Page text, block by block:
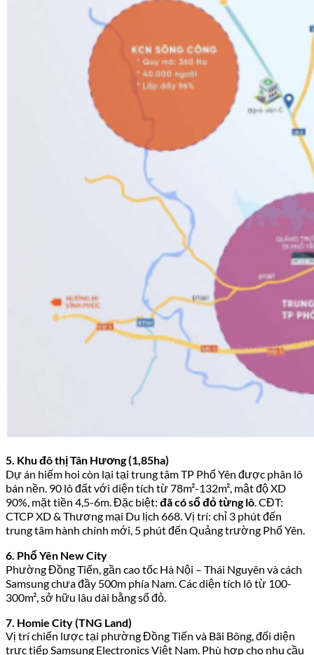
5. Khu đô thị Tân Hương (1,85ha)
Dự án hiếm hoi còn lại tại trung tâm TP Phổ Yên được phân lô
bán nền. 90 lô đất với diện tích từ 78m²-132m², mật độ XD
90%, mặt tiền 4,5-6m. Đặc biệt: đã có sổ đỏ từng lô . CĐT:
CTCP XD & Thương mại Du lịch 668. Vị trí: chỉ 3 phút đến
trung tâm hành chính mới, 5 phút đến Quảng trường Phổ Yên.
6. Phổ Yên New City
Phường Đồng Tiến, gần cao tốc Hà Nội – Thái Nguyên và cách
Samsung chưa đầy 500m phía Nam. Các diện tích lô từ 100-
300m², sở hữu lâu dài bằng sổ đỏ.
7. Homie City (TNG Land)
Vị trí chiến lược tại phường Đồng Tiến và Bãi Bông, đối diện
trực tiếp Samsung Electronics Việt Nam. Phù hợp cho nhu cầu